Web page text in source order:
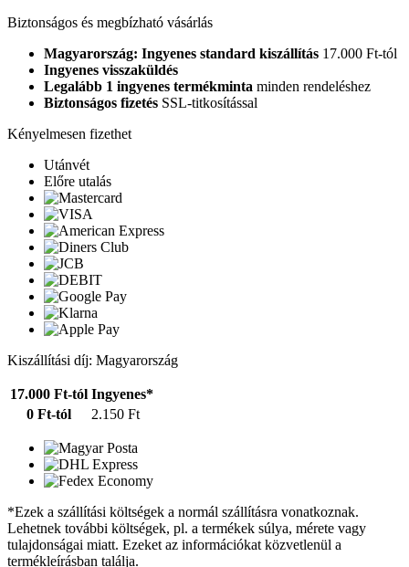
Biztonságos és megbízható vásárlás
Magyarország: Ingyenes standard kiszállítás 17.000 Ft-tól
Ingyenes visszaküldés
Legalább 1 ingyenes termékminta minden rendeléshez
Biztonságos fizetés SSL-titkosítással
Kényelmesen fizethet
Utánvét
Előre utalás
Kiszállítási díj: Magyarország
17.000 Ft-tól Ingyenes*
0 Ft-tól
2.150 Ft
*Ezek a szállítási költségek a normál szállításra vonatkoznak.
Lehetnek további költségek, pl. a termékek súlya, mérete vagy
tulajdonságai miatt. Ezeket az információkat közvetlenül a
termékleírásban találja.